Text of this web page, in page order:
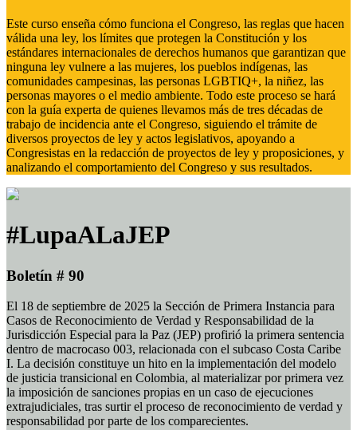
Este curso enseña cómo funciona el Congreso, las reglas que hacen
válida una ley, los límites que protegen la Constitución y los
estándares internacionales de derechos humanos que garantizan que
ninguna ley vulnere a las mujeres, los pueblos indígenas, las
comunidades campesinas, las personas LGBTIQ+, la niñez, las
personas mayores o el medio ambiente. Todo este proceso se hará
con la guía experta de quienes llevamos más de tres décadas de
trabajo de incidencia ante el Congreso, siguiendo el trámite de
diversos proyectos de ley y actos legislativos, apoyando a
Congresistas en la redacción de proyectos de ley y proposiciones, y
analizando el comportamiento del Congreso y sus resultados.
#LupaALaJEP
Boletín # 90
El 18 de septiembre de 2025 la Sección de Primera Instancia para
Casos de Reconocimiento de Verdad y Responsabilidad de la
Jurisdicción Especial para la Paz (JEP) profirió la primera sentencia
dentro de macrocaso 003, relacionada con el subcaso Costa Caribe
I. La decisión constituye un hito en la implementación del modelo
de justicia transicional en Colombia, al materializar por primera vez
la imposición de sanciones propias en un caso de ejecuciones
extrajudiciales, tras surtir el proceso de reconocimiento de verdad y
responsabilidad por parte de los comparecientes.